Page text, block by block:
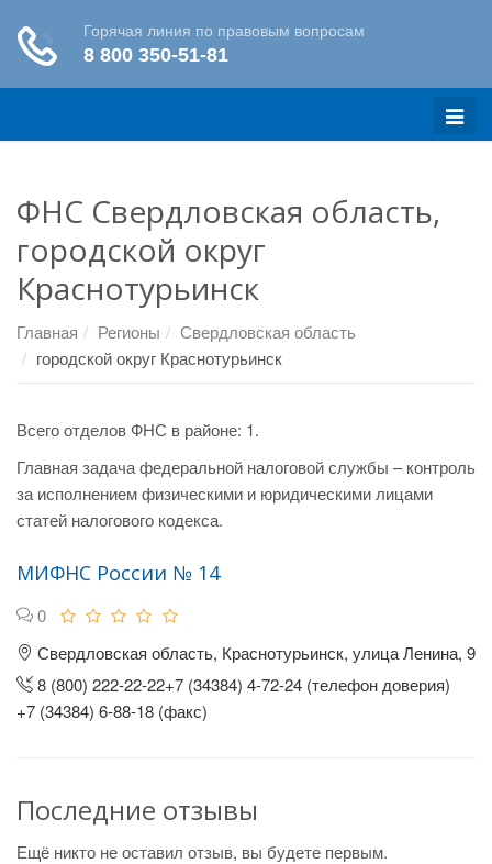
Меню
ФНС Свердловская область,
городской округ
Краснотурьинск
Главная Регионы
Свердловская область
городской округ Краснотурьинск
Всего отделов ФНС в районе: 1.
Главная задача федеральной налоговой службы – контроль
за исполнением физическими и юридическими лицами
статей налогового кодекса.
МИФНС России № 14
0
Свердловская область, Краснотурьинск, улица Ленина, 9
8 (800) 222-22-22+7 (34384) 4-72-24 (телефон доверия)
+7 (34384) 6-88-18 (факс)
Последние отзывы
Ещё никто не оставил отзыв, вы будете первым.